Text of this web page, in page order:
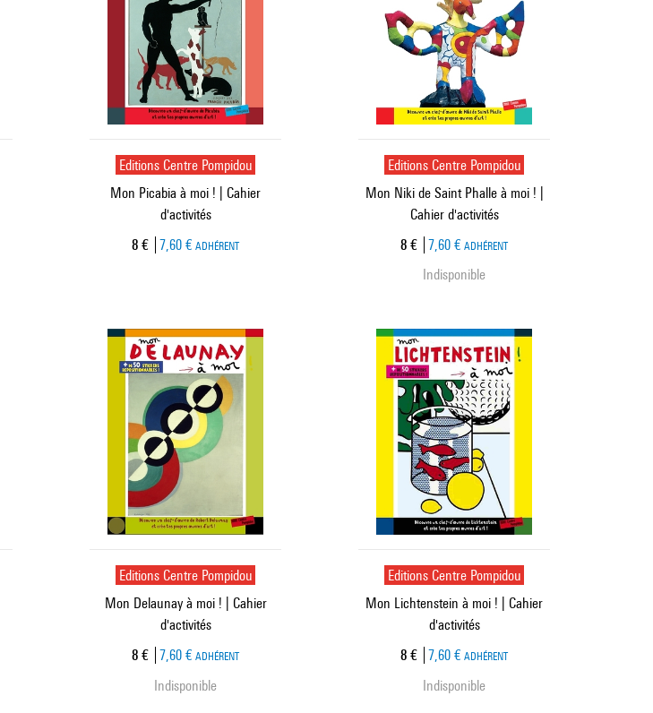
Editions Centre Pompidou
Mon Picabia à moi ! | Cahier
d'activités
Prix ​​actuel
8 € 7,60 € ADHÉRENT
Editions Centre Pompidou
Mon Niki de Saint Phalle à moi ! |
Cahier d'activités
Prix ​​actuel
8 € 7,60 € ADHÉRENT
Indisponible
Editions Centre Pompidou
Mon Delaunay à moi ! | Cahier
d'activités
Prix ​​actuel
8 € 7,60 € ADHÉRENT
Indisponible
Editions Centre Pompidou
Mon Lichtenstein à moi ! | Cahier
d'activités
Prix ​​actuel
8 € 7,60 € ADHÉRENT
Indisponible